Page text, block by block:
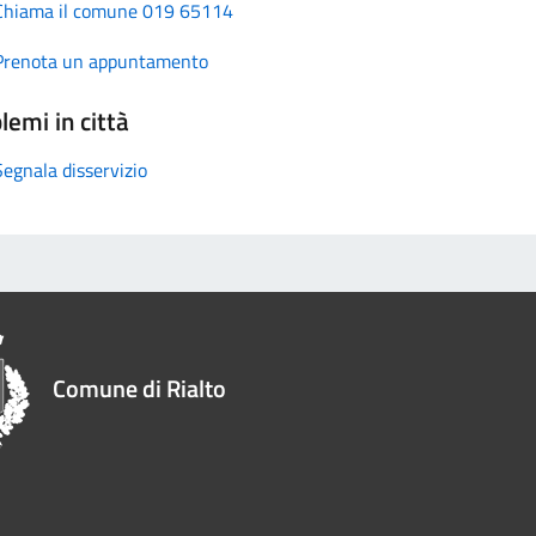
il comune 019 65114
un appuntamento
in città
disservizio
Comune di Rialto